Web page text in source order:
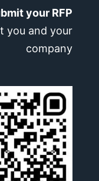
your RFP
you and your
company